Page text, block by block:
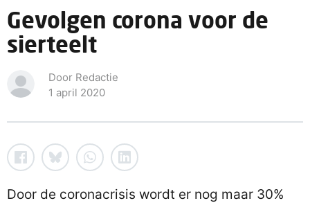
Gevolgen corona voor de
sierteelt
Door Redactie
1 april 2020
Door de coronacrisis wordt er nog maar 30%